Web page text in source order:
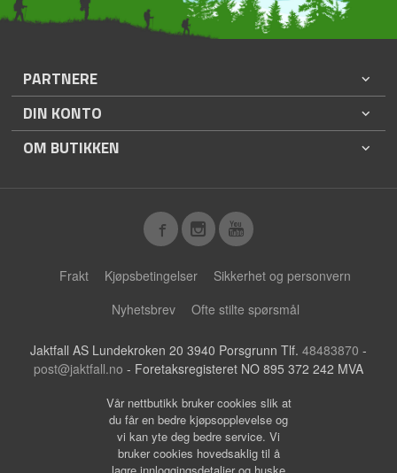
PARTNERE
DIN KONTO
OM BUTIKKEN
Frakt Kjøpsbetingelser
Sikkerhet og personvern
Nyhetsbrev
Ofte stilte spørsmål
Jaktfall AS Lundekroken 20 3940 Porsgrunn Tlf. 48483870 -
post@jaktfall.no - Foretaksregisteret NO 895 372 242 MVA
Vår nettbutikk bruker cookies slik at
du får en bedre kjøpsopplevelse og
vi kan yte deg bedre service. Vi
bruker cookies hovedsaklig til å